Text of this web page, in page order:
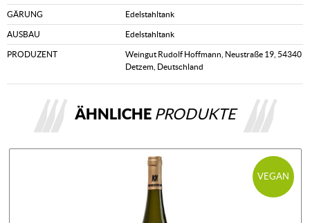
GÄRUNG Edelstahltank
AUSBAU Edelstahltank
PRODUZENT
Weingut Rudolf Hoffmann, Neustraße 19, 54340
Detzem, Deutschland
ÄHNLICHE PRODUKTE
VEGAN